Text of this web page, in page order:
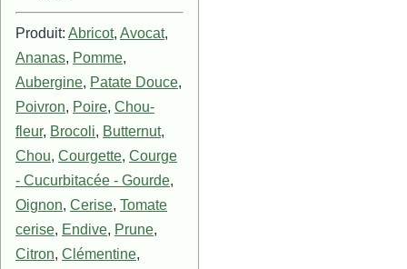
Produit: Abricot, Avocat,
Ananas, Pomme,
Aubergine, Patate Douce,
Poivron, Poire, Chou-
fleur, Brocoli, Butternut,
Chou, Courgette, Courge
- Cucurbitacée - Gourde,
Oignon, Cerise, Tomate
cerise, Endive, Prune,
Citron, Clémentine,